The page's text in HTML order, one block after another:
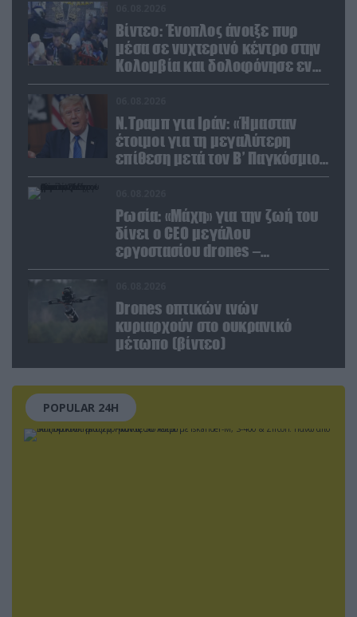
Βίντεο: Ένοπλος άνοιξε πυρ
μέσα σε νυχτερινό κέντρο στην
Κολομβία και δολοφόνησε εν
ψυχρώ νεαρό ζευγάρι
Ν.Τραμπ για Ιράν: «Ήμασταν
έτοιμοι για τη μεγαλύτερη
επίθεση μετά τον Β’ Παγκόσμιο
Πόλεμο» (βίντεο)
Ρωσία: «Μάχη» για την ζωή του
δίνει ο CEO μεγάλου
εργοστασίου drones –
Ανατίναξαν το αυτοκίνητό του!
Drones οπτικών ινών
κυριαρχούν στο ουκρανικό
μέτωπο (βίντεο)
POPULAR 24H